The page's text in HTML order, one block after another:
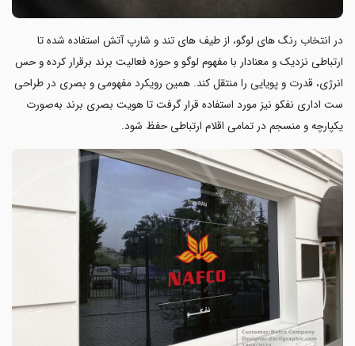
در انتخاب رنگ های لوگو، از طیف های تند و شارپ آتش استفاده شده تا
ارتباطی نزدیک و معنادار با مفهوم لوگو و حوزه فعالیت برند برقرار کرده و حس
انرژی، قدرت و پویایی را منتقل کند. همین رویکرد مفهومی و بصری در طراحی
ست اداری نفکو نیز مورد استفاده قرار گرفت تا هویت بصری برند به‌صورت
یکپارچه و منسجم در تمامی اقلام ارتباطی حفظ شود.